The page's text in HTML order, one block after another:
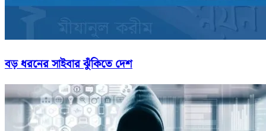
বড় ধরনের সাইবার ঝুঁকিতে দেশ